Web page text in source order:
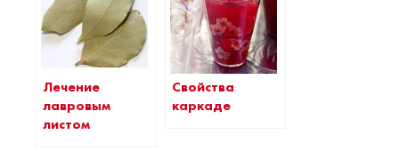
Лечение
лавровым
листом
Свойства
каркаде